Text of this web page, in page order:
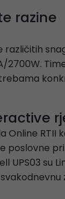
razine
različitih
2700W.
Online RTII
poslovne
UPS03 su